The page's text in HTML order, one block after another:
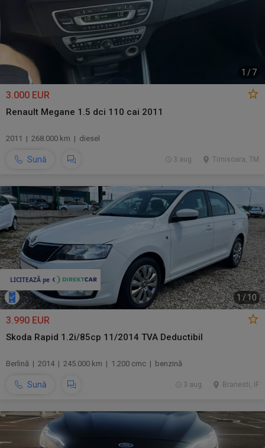
1 / 7
3.000 EUR
Renault Megane 1.5 dci 110 cai 2011
2011 | 268.000 km | diesel
Sună Timisoara, TM
3 aug.
1 /10
3.990 EUR
Skoda Rapid 1.2i/85cp 11/2014 TVA Deductibil
Berlină | 2014 | 245.000 km | 1.200 cmc | benzină
Sună Branesti, IF
3 aug.